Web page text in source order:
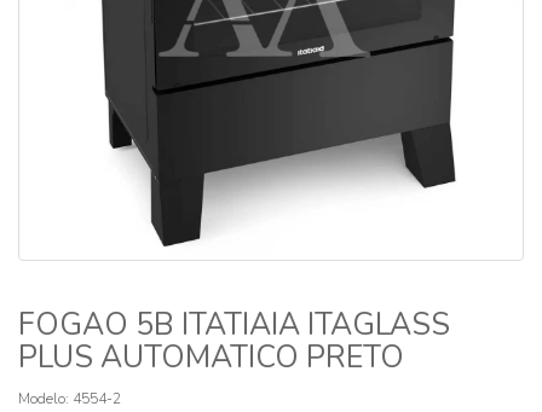
FOGAO 5B ITATIAIA ITAGLASS
PLUS AUTOMATICO PRETO
Modelo: 4554-2